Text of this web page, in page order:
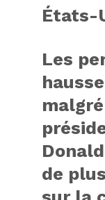
États-
Les
de